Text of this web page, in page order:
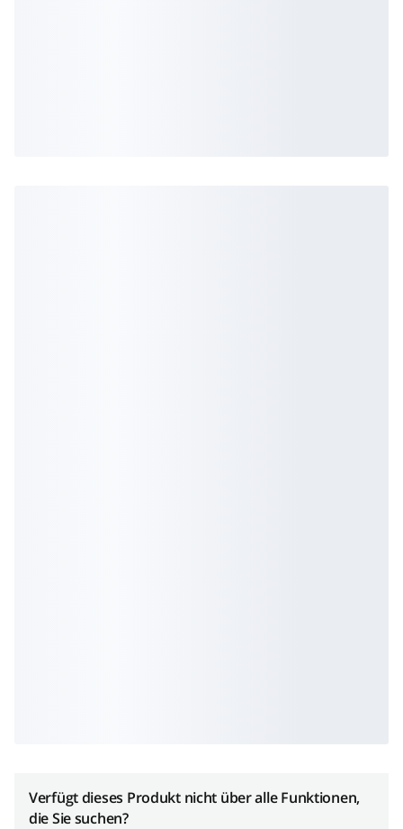
Verfügt dieses Produkt nicht über alle Funktionen,
die Sie suchen?